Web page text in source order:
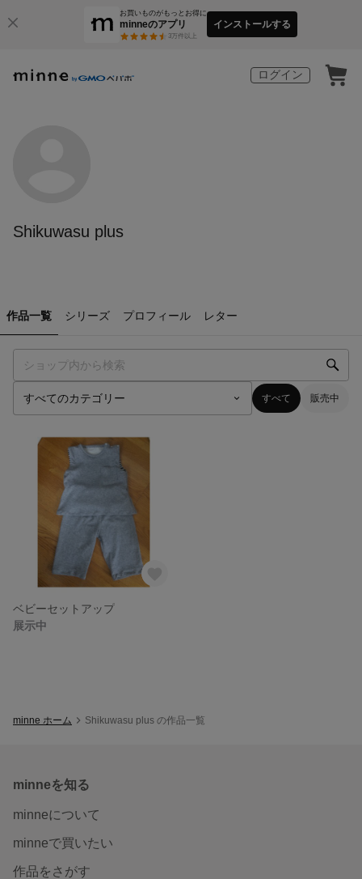
お買いものがもっとお得に
minneのアプリ
3万件以上
インストールする
ログイン
Shikuwasu plus
作品一覧 シリーズ プロフィール レター
すべて 販売中
ベビーセットアップ
展示中
minne ホーム Shikuwasu plus の作品一覧
minneを知る
minneについて
minneで買いたい
作品をさがす